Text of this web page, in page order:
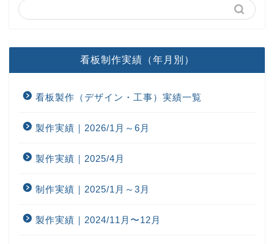
看板制作実績（年月別）
看板製作（デザイン・工事）実績一覧
製作実績｜2026/1月～6月
製作実績｜2025/4月
制作実績｜2025/1月～3月
製作実績｜2024/11月〜12月